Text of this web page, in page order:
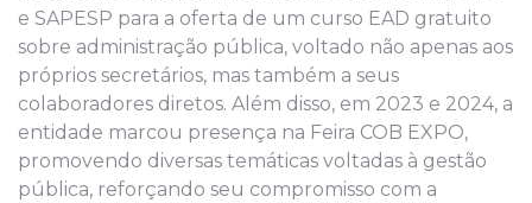
e SAPESP para a oferta de um curso EAD gratuito
sobre administração pública, voltado não apenas aos
próprios secretários, mas também a seus
colaboradores diretos. Além disso, em 2023 e 2024, a
entidade marcou presença na Feira COB EXPO,
promovendo diversas temáticas voltadas à gestão
pública, reforçando seu compromisso com a